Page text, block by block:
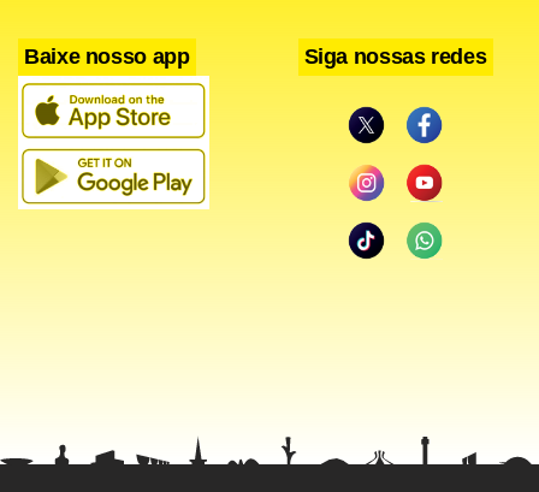
Baixe nosso app Siga nossas redes